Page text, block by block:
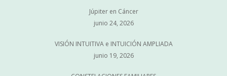
Júpiter en Cáncer
junio 24, 2026
VISIÓN INTUITIVA e INTUICIÓN AMPLIADA
junio 19, 2026